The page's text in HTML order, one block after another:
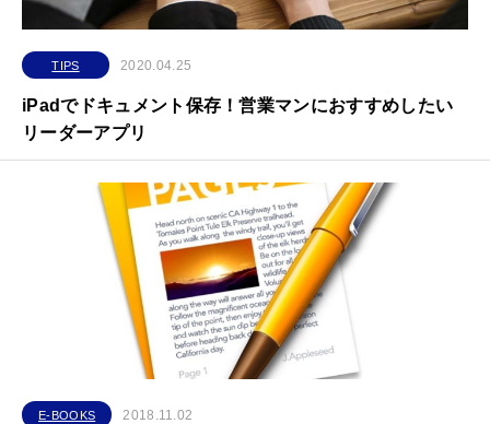
TIPS 2020.04.25
iPadでドキュメント保存！営業マンにおすすめしたい
リーダーアプリ
E-BOOKS 2018.11.02